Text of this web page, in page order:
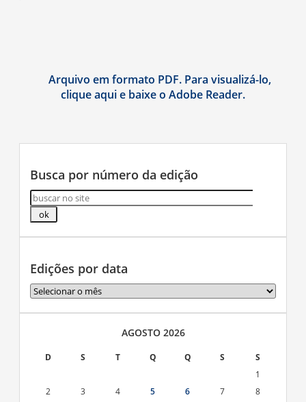
Arquivo em formato PDF. Para visualizá-lo,
clique aqui e baixe o Adobe Reader.
Busca por número da edição
Edições por data
Edições
por
data
AGOSTO 2026
D S T Q Q S
S
1
2
3 4 5 6 7
8